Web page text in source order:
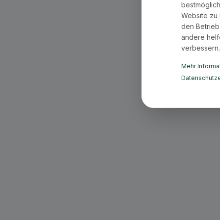
Website zu
den
andere
verbessern.
Mehr